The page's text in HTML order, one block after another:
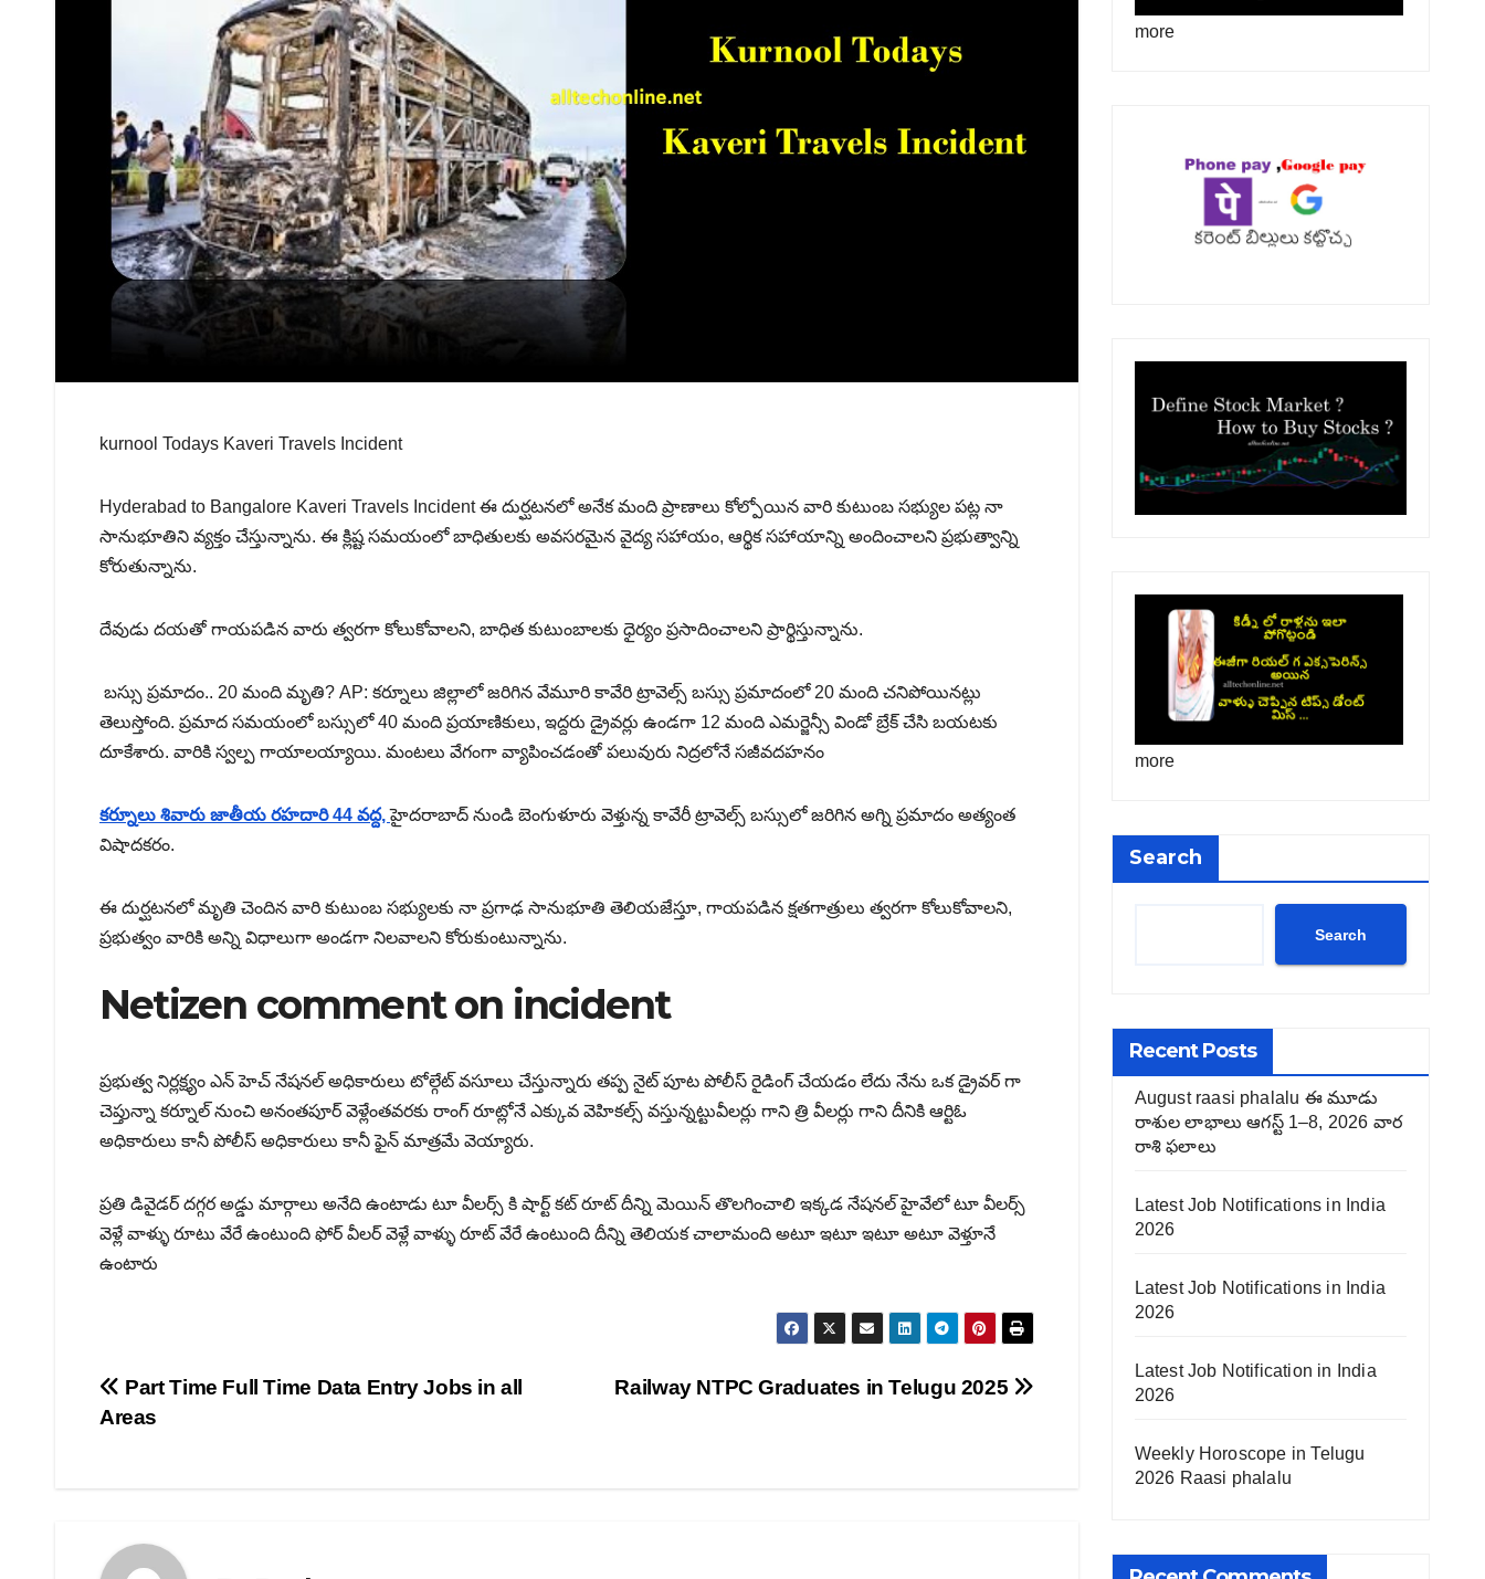
kurnool Todays Kaveri Travels Incident
Hyderabad to Bangalore Kaveri Travels Incident ఈ దుర్ఘటనలో అనేక మంది ప్రాణాలు కోల్పోయిన వారి కుటుంబ సభ్యుల పట్ల నా
సానుభూతిని వ్యక్తం చేస్తున్నాను. ఈ క్లిష్ట సమయంలో బాధితులకు అవసరమైన వైద్య సహాయం, ఆర్థిక సహాయాన్ని అందించాలని ప్రభుత్వాన్ని
కోరుతున్నాను.
దేవుడు దయతో గాయపడిన వారు త్వరగా కోలుకోవాలని, బాధిత కుటుంబాలకు ధైర్యం ప్రసాదించాలని ప్రార్థిస్తున్నాను.
బస్సు ప్రమాదం.. 20 మంది మృతి? AP: కర్నూలు జిల్లాలో జరిగిన వేమూరి కావేరి ట్రావెల్స్ బస్సు ప్రమాదంలో 20 మంది చనిపోయినట్లు
తెలుస్తోంది. ప్రమాద సమయంలో బస్సులో 40 మంది ప్రయాణికులు, ఇద్దరు డ్రైవర్లు ఉండగా 12 మంది ఎమర్జెన్సీ విండో బ్రేక్ చేసి బయటకు
దూకేశారు. వారికి స్వల్ప గాయాలయ్యాయి. మంటలు వేగంగా వ్యాపించడంతో పలువురు నిద్రలోనే సజీవదహనం
కర్నూలు శివారు జాతీయ రహదారి 44 వద్ద,హైదరాబాద్ నుండి బెంగుళూరు వెళ్తున్న కావేరీ ట్రావెల్స్ బస్సులో జరిగిన అగ్ని ప్రమాదం అత్యంత
విషాదకరం.
ఈ దుర్ఘటనలో మృతి చెందిన వారి కుటుంబ సభ్యులకు నా ప్రగాఢ సానుభూతి తెలియజేస్తూ, గాయపడిన క్షతగాత్రులు త్వరగా కోలుకోవాలని,
ప్రభుత్వం వారికి అన్ని విధాలుగా అండగా నిలవాలని కోరుకుంటున్నాను.
Netizen comment on incident
ప్రభుత్వ నిర్లక్ష్యం ఎన్ హెచ్ నేషనల్ అధికారులు టోల్గేట్ వసూలు చేస్తున్నారు తప్ప నైట్ పూట పోలీస్ రైడింగ్ చేయడం లేదు నేను ఒక డ్రైవర్ గా
చెప్తున్నా కర్నూల్ నుంచి అనంతపూర్ వెళ్లేంతవరకు రాంగ్ రూట్లోనే ఎక్కువ వెహికల్స్ వస్తున్నట్టువీలర్లు గాని త్రి వీలర్లు గాని దీనికి ఆర్టిఓ
అధికారులు కానీ పోలీస్ అధికారులు కానీ ఫైన్ మాత్రమే వెయ్యారు.
ప్రతి డివైడర్ దగ్గర అడ్డు మార్గాలు అనేది ఉంటాడు టూ వీలర్స్ కి షార్ట్ కట్ రూట్ దీన్ని మెయిన్ తొలగించాలి ఇక్కడ నేషనల్ హైవేలో టూ వీలర్స్
వెళ్లే వాళ్ళు రూటు వేరే ఉంటుంది ఫోర్ వీలర్ వెళ్లే వాళ్ళు రూట్ వేరే ఉంటుంది దీన్ని తెలియక చాలామంది అటూ ఇటూ ఇటూ అటూ వెళ్తూనే
ఉంటారు
Post
Railway NTPC Graduates in Telugu 2025
Part Time Full Time Data Entry Jobs in all
Areas
more
more
Search
Search
Recent Posts
August raasi phalalu ఈ మూడు
రాశుల లాభాలు ఆగస్ట్ 1–8, 2026 వార
రాశి ఫలాలు
Latest Job Notifications in India
2026
Latest Job Notifications in India
2026
Latest Job Notification in India
2026
Weekly Horoscope in Telugu
2026 Raasi phalalu